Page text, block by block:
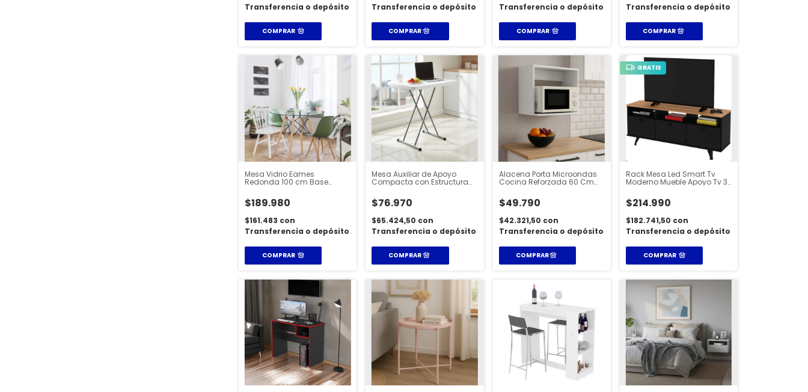
Transferencia o depósito
COMPRAR
Transferencia o depósito
Transferencia o depósito
COMPRAR
Transferencia o depósito
Mesa Vidrio Eames
Redonda 100 cm Base
$189.980
$161.483 con
Transferencia o depósito
COMPRAR
Mesa Auxiliar de Apoyo
Compacta con Estructura
$76.970
$65.424,50 con
Transferencia o depósito
Alacena Porta Microondas
Cocina Reforzada 60 Cm
$49.790
$42.321,50 con
Transferencia o depósito
GRATIS
Rack Mesa Led Smart Tv
Moderno Mueble Apoyo Tv 3
$214.990
$182.741,50 con
Transferencia o depósito
COMPRAR